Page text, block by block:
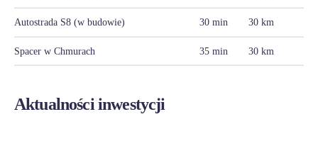
Autostrada S8 (w budowie) 30 min 30 km
Spacer w Chmurach 35 min 30 km
Aktualności inwestycji